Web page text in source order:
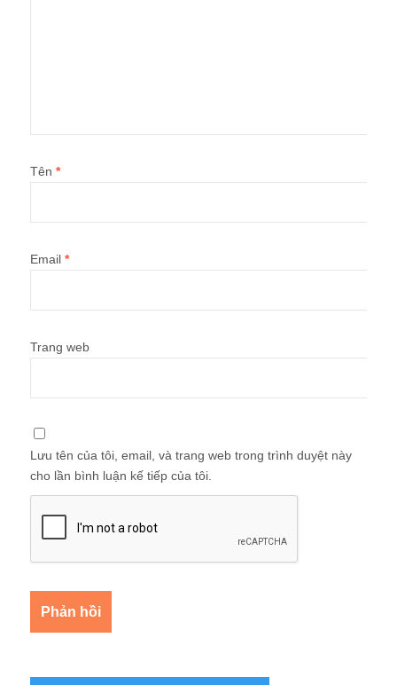
Tên *
Email *
Trang web
Lưu tên của tôi, email, và trang web trong trình duyệt này
cho lần bình luận kế tiếp của tôi.